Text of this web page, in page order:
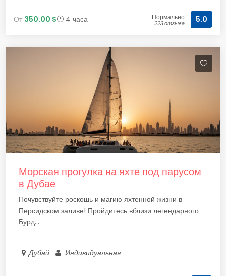
От 350.00 $ 4 часа Нормально
223 отзыва 5.0
Морская прогулка на яхте под парусом
в Дубае
Почувствуйте роскошь и магию яхтенной жизни в
Персидском заливе! Пройдитесь вблизи легендарного
Бурд...
Дубай Индивидуальная